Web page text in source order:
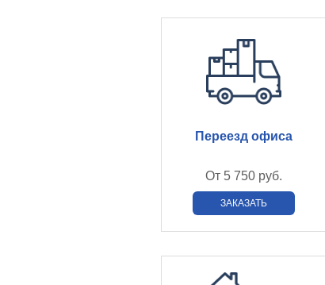
Переезд офиса
От 5 750 руб.
ЗАКАЗАТЬ